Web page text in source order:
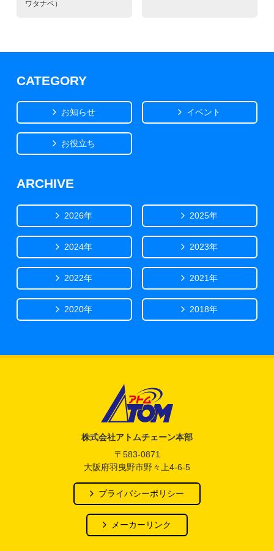
ワタナベ）
CATEGORY
お知らせ イベント
お役立ち
ARCHIVE
2026年 2025年
2024年 2023年
2022年 2021年
2020年 2018年
株式会社アトムチェーン本部
〒583-0871
大阪府羽曳野市野々上4-6-5
プライバシーポリシー
メーカーリンク